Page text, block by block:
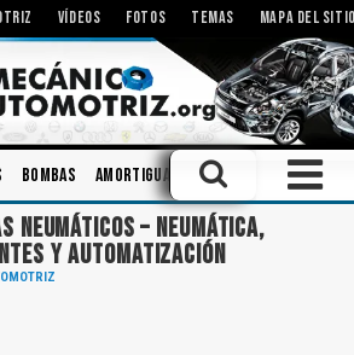
VÍDEOS FOTOS TEMAS MAPA DEL
Bombas Amortiguadores
NEUMÁTICOS – NEUMÁTICA,
Y AUTOMATIZACIÓN